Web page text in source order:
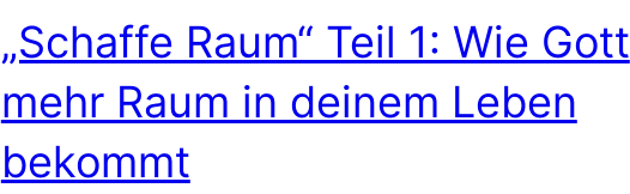
„Schaffe Raum“ Teil 1: Wie Gott
mehr Raum in deinem Leben
bekommt